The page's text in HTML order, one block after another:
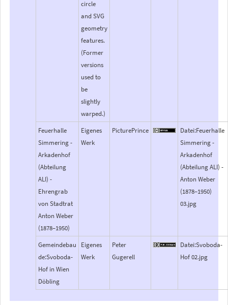
circle
and SVG
geometry
features.
(Former
versions
used to
be
slightly
warped.)
Feuerhalle
Simmering -
Arkadenhof
(Abteilung
ALI) -
Ehrengrab
von Stadtrat
Anton Weber
(1878–1950)
Eigenes
Werk
PicturePrince
Datei:Feuerhalle
Simmering -
Arkadenhof
(Abteilung ALI) -
Anton Weber
(1878–1950)
03.jpg
Gemeindebau
de:Svoboda-
Hof in Wien
Döbling
Eigenes
Werk
Peter
Gugerell
Datei:Svoboda-
Hof 02.jpg